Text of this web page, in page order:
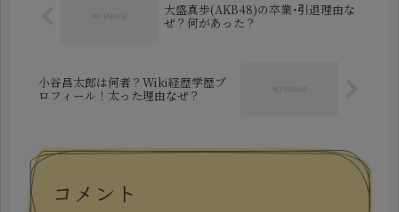
大盛真歩(AKB48)の卒業･引退理由な
ぜ？何があった？
小谷昌太郎は何者？Wiki経歴学歴プ
ロフィール！太った理由なぜ？
コメント